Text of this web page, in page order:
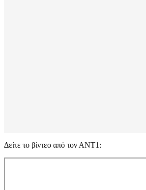
Δείτε το βίντεο από τον ΑΝΤ1: